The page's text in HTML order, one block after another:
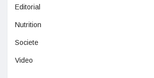
Editorial
Nutrition
Societe
Video